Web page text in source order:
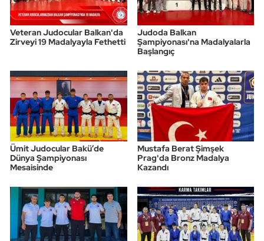
Veteran Judocular Balkan'da
Zirveyi 19 Madalyayla Fethetti
Judoda Balkan
Şampiyonası'na Madalyalarla
Başlangıç
Ümit Judocular Bakü’de
Dünya Şampiyonası
Mesaisinde
Mustafa Berat Şimşek
Prag'da Bronz Madalya
Kazandı
Oryantiring
Özel Sporcular
Paralimpik
Ragbi
Satranç
Su Topu
Sualtı Sporları
Tekvando